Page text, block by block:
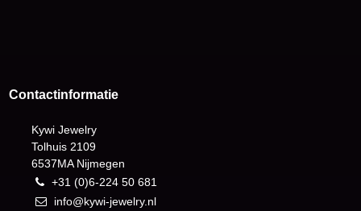
Contactinformatie
Kywi Jewelry
Tolhuis 2109
6537MA Nijmegen
+31 (0)6-224 50 681
info@kywi-jewelry.nl